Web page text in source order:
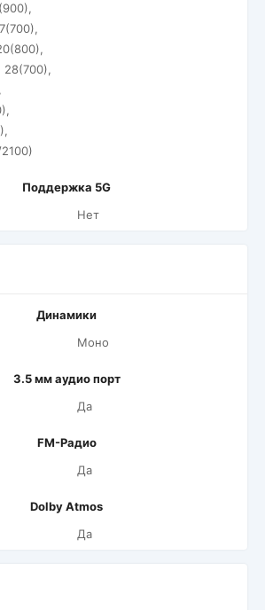
28(700),
Поддержка 5G
Нет
Динамики
Моно
3.5 мм аудио порт
Да
FM-Радио
Да
Dolby Atmos
Да